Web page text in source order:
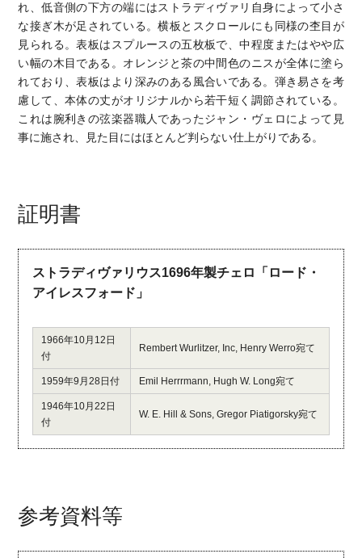
れ、低音側の下方の端にはストラディヴァリ自身によって小さ
な接ぎ木が足されている。横板とスクロールにも同様の杢目が
見られる。表板はスプルースの五枚板で、中程度またはやや広
い幅の木目である。オレンジと茶の中間色のニスが全体に塗ら
れており、表板はより深みのある風合いである。弾き易さを考
慮して、本体の丈がオリジナルから若干短く調節されている。
これは腕利きの弦楽器職人であったジャン・ヴェロによって見
事に施され、見た目にはほとんど判らない仕上がりである。
証明書
ストラディヴァリウス1696年製チェロ「ロード・
アイレスフォード」
1966年10月12日
付
Rembert Wurlitzer, Inc, Henry Werro宛て
1959年9月28日付 Emil Herrrmann, Hugh W. Long宛て
1946年10月22日
付
W. E. Hill & Sons, Gregor Piatigorsky宛て
参考資料等